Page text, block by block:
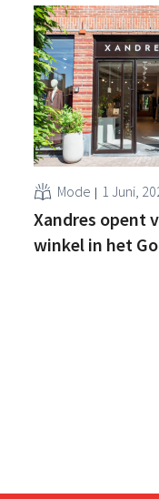
Mode 1 Juni,
Xandres opent
winkel in het